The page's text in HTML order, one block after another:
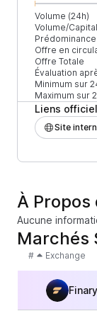
Volume (24h)
Volume/
Offre en
Offre Totale
Évaluation
Minimum sur
Maximum sur
Liens
Site
À
Aucune
Marchés
# Exchange